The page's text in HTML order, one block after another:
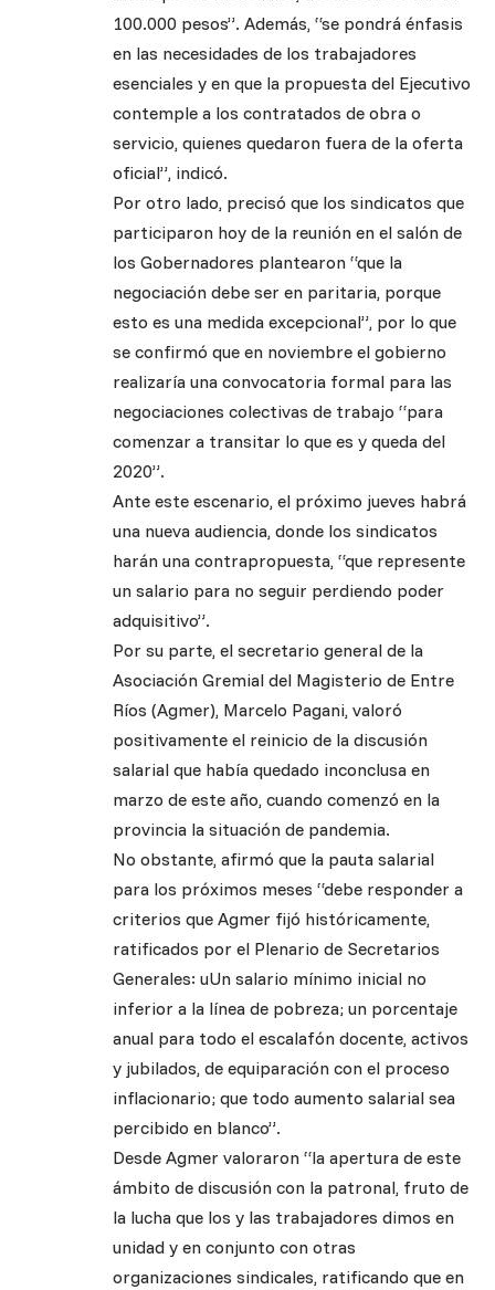
100.000 pesos”. Además, “se pondrá énfasis
en las necesidades de los trabajadores
esenciales y en que la propuesta del Ejecutivo
contemple a los contratados de obra o
servicio, quienes quedaron fuera de la oferta
oficial”, indicó.
Por otro lado, precisó que los sindicatos que
participaron hoy de la reunión en el salón de
los Gobernadores plantearon “que la
negociación debe ser en paritaria, porque
esto es una medida excepcional”, por lo que
se confirmó que en noviembre el gobierno
realizaría una convocatoria formal para las
negociaciones colectivas de trabajo “para
comenzar a transitar lo que es y queda del
2020”.
Ante este escenario, el próximo jueves habrá
una nueva audiencia, donde los sindicatos
harán una contrapropuesta, “que represente
un salario para no seguir perdiendo poder
adquisitivo”.
Por su parte, el secretario general de la
Asociación Gremial del Magisterio de Entre
Ríos (Agmer), Marcelo Pagani, valoró
positivamente el reinicio de la discusión
salarial que había quedado inconclusa en
marzo de este año, cuando comenzó en la
provincia la situación de pandemia.
No obstante, afirmó que la pauta salarial
para los próximos meses “debe responder a
criterios que Agmer fijó históricamente,
ratificados por el Plenario de Secretarios
Generales: uUn salario mínimo inicial no
inferior a la línea de pobreza; un porcentaje
anual para todo el escalafón docente, activos
y jubilados, de equiparación con el proceso
inflacionario; que todo aumento salarial sea
percibido en blanco”.
Desde Agmer valoraron “la apertura de este
ámbito de discusión con la patronal, fruto de
la lucha que los y las trabajadores dimos en
unidad y en conjunto con otras
organizaciones sindicales, ratificando que en